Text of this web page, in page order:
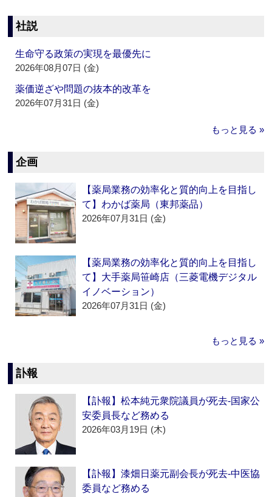
社説
生命守る政策の実現を最優先に
2026年08月07日 (金)
薬価逆ざや問題の抜本的改革を
2026年07月31日 (金)
もっと見る »
企画
【薬局業務の効率化と質的向上を目指し
て】わかば薬局（東邦薬品）
2026年07月31日 (金)
【薬局業務の効率化と質的向上を目指し
て】大手薬局笹崎店（三菱電機デジタル
イノベーション）
2026年07月31日 (金)
もっと見る »
訃報
【訃報】松本純元衆院議員が死去‐国家公
安委員長など務める
2026年03月19日 (木)
【訃報】漆畑日薬元副会長が死去‐中医協
委員など務める